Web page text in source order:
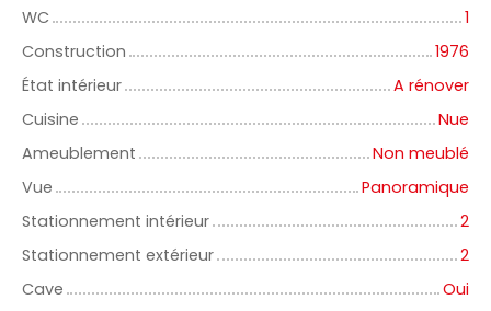
WC
1
Construction
1976
État intérieur
A rénover
Cuisine
Nue
Ameublement
Non meublé
Vue
Panoramique
Stationnement intérieur
2
Stationnement extérieur
2
Cave
Oui